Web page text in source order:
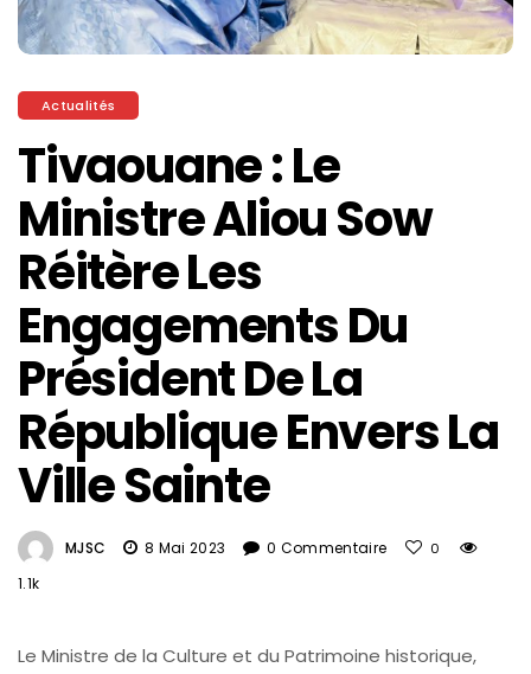
Actualités
Tivaouane : Le
Ministre Aliou Sow
Réitère Les
Engagements Du
Président De La
République Envers La
Ville Sainte
MJSC 8 Mai 2023 0 Commentaire 0
1.1k
Le Ministre de la Culture et du Patrimoine historique,